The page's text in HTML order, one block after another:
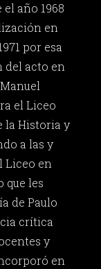
año 1968
en
por esa
del acto en
el Liceo
la Historia y
a las y
Liceo en
que les
de Paulo
crítica
y
en